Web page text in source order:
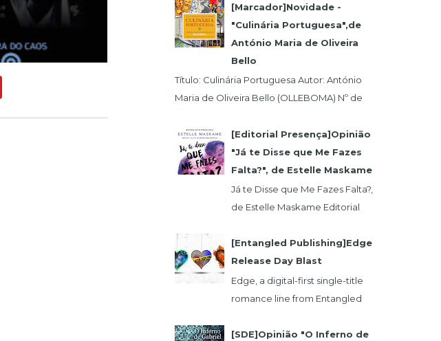
[Marcador]Novidade -
"Culinária Portuguesa",de
António Maria de Oliveira
Bello
Título: Culinária Portuguesa Autor: António
Maria de Oliveira Bello (OLLEBOMA) Nº de
[Editorial Presença]Opinião
"Já te Disse que Me Fazes
Falta?", de Estelle Maskame
Já te Disse que Me Fazes Falta?,
de Estelle Maskame Editorial
Uma última oportunidade para o
amor. P...
[Entangled Publishing]Edge
Release Day Blast
Edge, a digital-first single-title
romance line from Entangled
popular Select imprint but gives
[SDE]Opinião "O Inferno de